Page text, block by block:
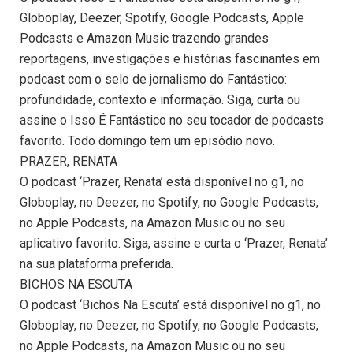
Globoplay, Deezer, Spotify, Google Podcasts, Apple
Podcasts e Amazon Music trazendo grandes
reportagens, investigações e histórias fascinantes em
podcast com o selo de jornalismo do Fantástico:
profundidade, contexto e informação. Siga, curta ou
assine o Isso É Fantástico no seu tocador de podcasts
favorito. Todo domingo tem um episódio novo.
PRAZER, RENATA
O podcast ‘Prazer, Renata’ está disponível no g1, no
Globoplay, no Deezer, no Spotify, no Google Podcasts,
no Apple Podcasts, na Amazon Music ou no seu
aplicativo favorito. Siga, assine e curta o ‘Prazer, Renata’
na sua plataforma preferida.
BICHOS NA ESCUTA
O podcast ‘Bichos Na Escuta’ está disponível no g1, no
Globoplay, no Deezer, no Spotify, no Google Podcasts,
no Apple Podcasts, na Amazon Music ou no seu